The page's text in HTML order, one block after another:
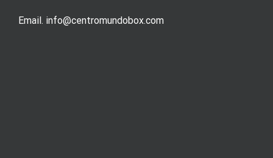
Email. info@centromundobox.com